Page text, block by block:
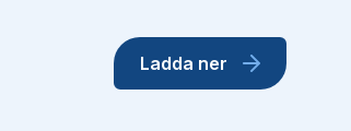
Ladda ner